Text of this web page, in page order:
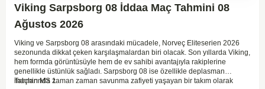
Viking Sarpsborg 08 İddaa Maç Tahmini 08
Ağustos 2026
Viking ve Sarpsborg 08 arasındaki mücadele, Norveç Eliteserien 2026
sezonunda dikkat çeken karşılaşmalardan biri olacak. Son yıllarda Viking,
hem formda görüntüsüyle hem de ev sahibi avantajıyla rakiplerine
genellikle üstünlük sağladı. Sarpsborg 08 ise özellikle deplasman
maçlarında zaman zaman savunma zafiyeti yaşayan bir takım olarak
Tahmin MS 1